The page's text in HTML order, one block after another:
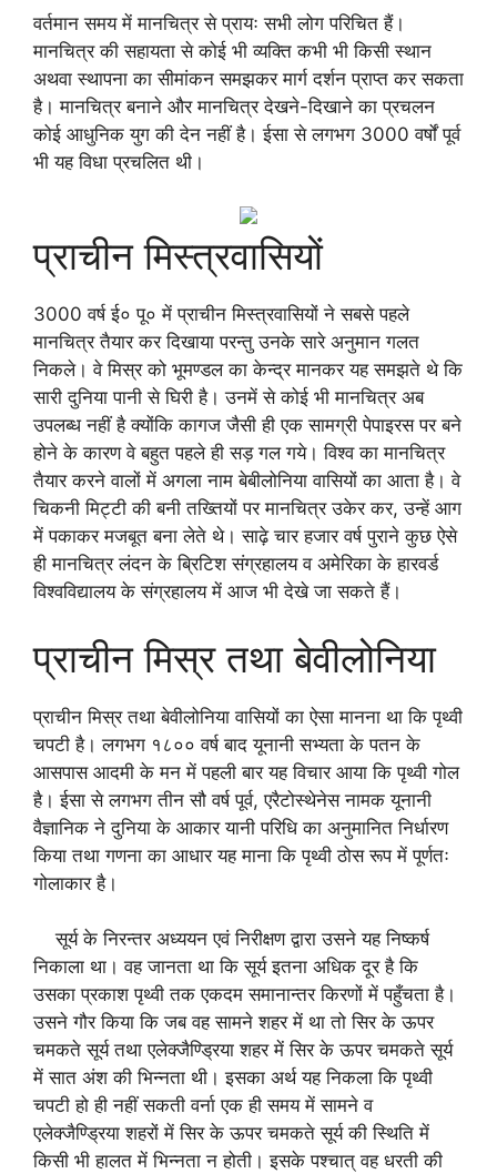
वर्तमान समय में मानचित्र से प्रायः सभी लोग परिचित हैं।
मानचित्र की सहायता से कोई भी व्यक्ति कभी भी किसी स्थान
अथवा स्थापना का सीमांकन समझकर मार्ग दर्शन प्राप्त कर सकता
है। मानचित्र बनाने और मानचित्र देखने-दिखाने का प्रचलन
कोई आधुनिक युग की देन नहीं है। ईसा से लगभग 3000 वर्षों पूर्व
भी यह विधा प्रचलित थी।
प्राचीन मिस्त्रवासियों
3000 वर्ष ई० पू० में प्राचीन मिस्त्रवासियों ने सबसे पहले
मानचित्र तैयार कर दिखाया परन्तु उनके सारे अनुमान गलत
निकले। वे मिस्र को भूमण्डल का केन्द्र मानकर यह समझते थे कि
सारी दुनिया पानी से घिरी है। उनमें से कोई भी मानचित्र अब
उपलब्ध नहीं है क्योंकि कागज जैसी ही एक सामग्री पेपाइरस पर बने
होने के कारण वे बहुत पहले ही सड़ गल गये। विश्व का मानचित्र
तैयार करने वालों में अगला नाम बेबीलोनिया वासियों का आता है। वे
चिकनी मिट्टी की बनी तख्तियों पर मानचित्र उकेर कर, उन्हें आग
में पकाकर मजबूत बना लेते थे। साढ़े चार हजार वर्ष पुराने कुछ ऐसे
ही मानचित्र लंदन के ब्रिटिश संग्रहालय व अमेरिका के हारवर्ड
विश्वविद्यालय के संग्रहालय में आज भी देखे जा सकते हैं।
प्राचीन मिस्र तथा बेवीलोनिया
प्राचीन मिस्र तथा बेवीलोनिया वासियों का ऐसा मानना था कि पृथ्वी
चपटी है। लगभग १८०० वर्ष बाद यूनानी सभ्यता के पतन के
आसपास आदमी के मन में पहली बार यह विचार आया कि पृथ्वी गोल
है। ईसा से लगभग तीन सौ वर्ष पूर्व, एरैटोस्थेनेस नामक यूनानी
वैज्ञानिक ने दुनिया के आकार यानी परिधि का अनुमानित निर्धारण
किया तथा गणना का आधार यह माना कि पृथ्वी ठोस रूप में पूर्णतः
गोलाकार है।
सूर्य के निरन्तर अध्ययन एवं निरीक्षण द्वारा उसने यह निष्कर्ष
निकाला था। वह जानता था कि सूर्य इतना अधिक दूर है कि
उसका प्रकाश पृथ्वी तक एकदम समानान्तर किरणों में पहुँचता है।
उसने गौर किया कि जब वह सामने शहर में था तो सिर के ऊपर
चमकते सूर्य तथा एलेक्जैण्ड्रिया शहर में सिर के ऊपर चमकते सूर्य
में सात अंश की भिन्नता थी। इसका अर्थ यह निकला कि पृथ्वी
चपटी हो ही नहीं सकती वर्ना एक ही समय में सामने व
एलेक्जैण्ड्रिया शहरों में सिर के ऊपर चमकते सूर्य की स्थिति में
किसी भी हालत में भिन्नता न होती। इसके पश्चात् वह धरती की